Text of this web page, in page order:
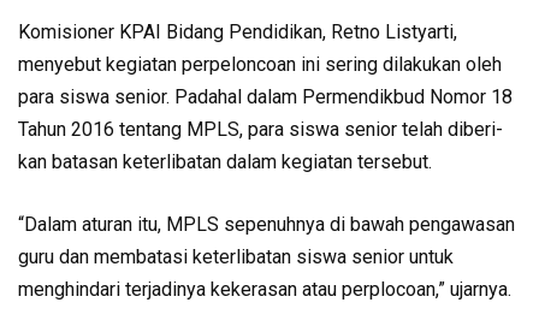
Komisioner KPAI Bidang Pendidikan, Retno Listyarti,
menyebut kegiatan perpelon­coan ini sering dilakukan oleh
para siswa senior. Padahal da­lam Permendikbud Nomor 18
Tahun 2016 tentang MPLS, para siswa senior telah diberi­
kan batasan keterlibatan dalam kegiatan tersebut.
“Dalam aturan itu, MPLS sepenuhnya di bawah peng­awasan
guru dan membatasi keterlibatan siswa senior untuk
menghindari terjadinya keke­rasan atau perplocoan,” ujarnya.